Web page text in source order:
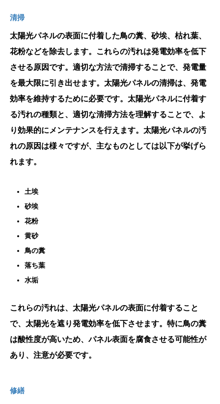
清掃
太陽光パネルの表面に付着した鳥の糞、砂埃、枯れ葉、
花粉などを除去します。これらの汚れは発電効率を低下
させる原因です。適切な方法で清掃することで、発電量
を最大限に引き出せます。太陽光パネルの清掃は、発電
効率を維持するために必要です。太陽光パネルに付着す
る汚れの種類と、適切な清掃方法を理解することで、よ
り効果的にメンテナンスを行えます。太陽光パネルの汚
れの原因は様々ですが、主なものとしては以下が挙げら
れます。
土埃
砂埃
花粉
黄砂
鳥の糞
落ち葉
水垢
これらの汚れは、太陽光パネルの表面に付着すること
で、太陽光を遮り発電効率を低下させます。特に鳥の糞
は酸性度が高いため、パネル表面を腐食させる可能性が
あり、注意が必要です。
修繕